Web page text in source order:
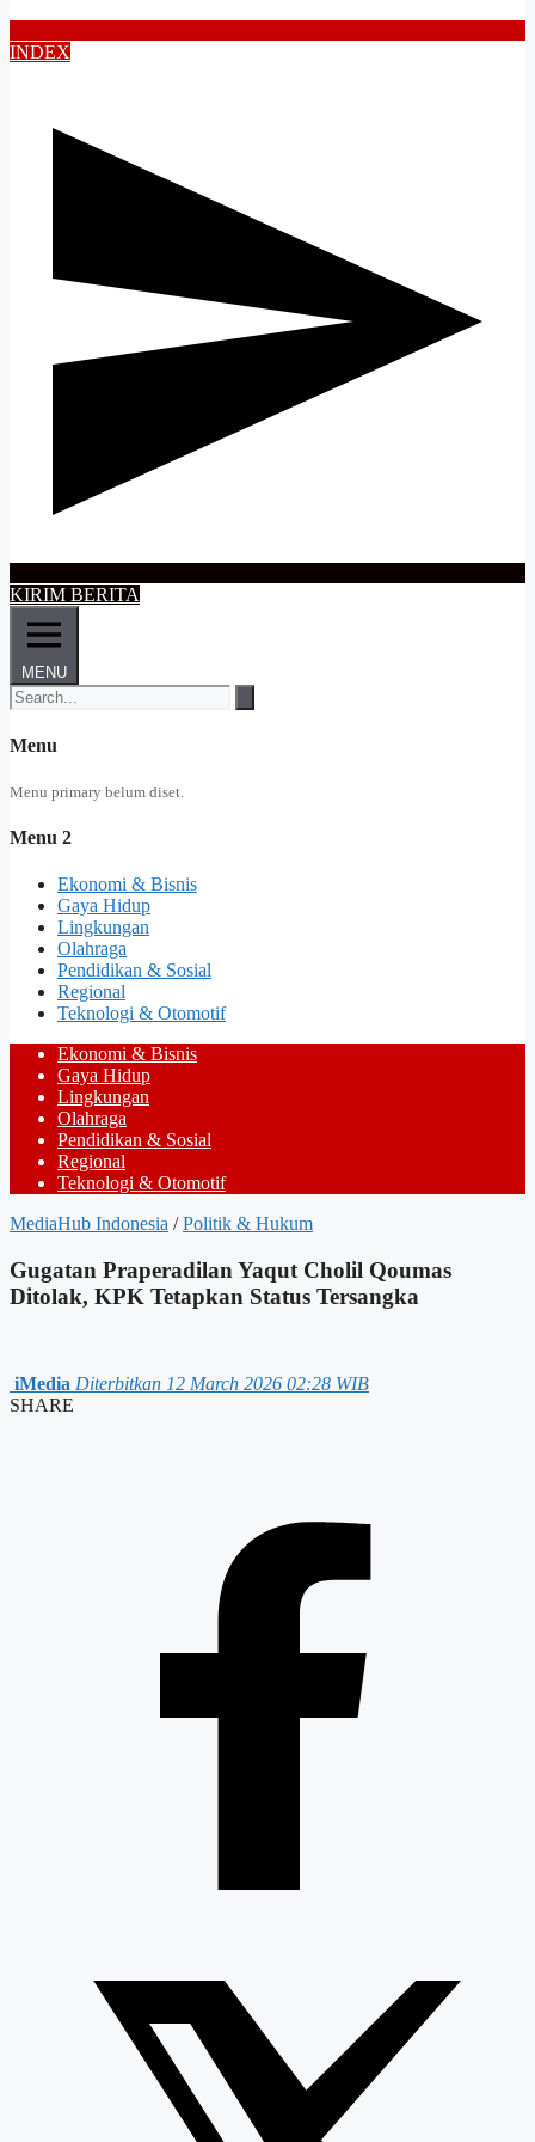
INDEX
KIRIM BERITA
MENU
Menu
Menu primary belum diset.
Menu 2
Ekonomi & Bisnis
Gaya Hidup
Lingkungan
Olahraga
Pendidikan & Sosial
Regional
Teknologi & Otomotif
Ekonomi & Bisnis
Gaya Hidup
Lingkungan
Olahraga
Pendidikan & Sosial
Regional
Teknologi & Otomotif
MediaHub Indonesia / Politik & Hukum
Gugatan Praperadilan Yaqut Cholil Qoumas
Ditolak, KPK Tetapkan Status Tersangka
iMedia Diterbitkan 12 March 2026 02:28 WIB
SHARE